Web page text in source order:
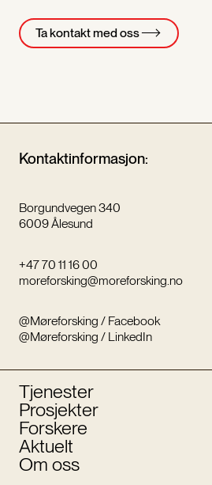
Ta kontakt med oss
Kontaktinformasjon:
Borgundvegen 340
6009 Ålesund
+47 70 11 16 00
moreforsking@moreforsking.no
@Møreforsking / Facebook
@Møreforsking / LinkedIn
Tjenester
Prosjekter
Forskere
Aktuelt
Om oss